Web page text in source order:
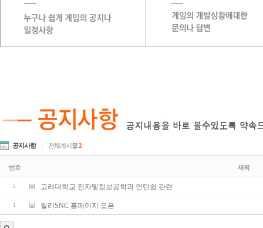
공지사항 전체게시물2
번호 제목
2 고려대학교 전자및정보공학과 인턴쉽 관련
1 릴리SNC 홈페이지 오픈